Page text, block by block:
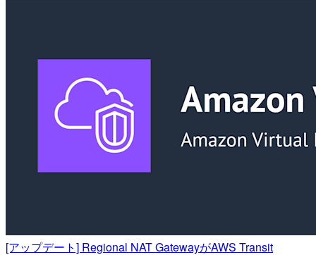
[アップデート] Regional NAT GatewayがAWS Transit